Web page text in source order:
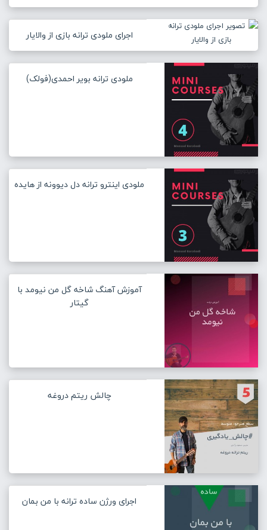
اجرای ملودی ترانه بازی از والایار
ملودی ترانه بویر احمدی(فولک)
ملودی اینترو ترانه دل دیوونه از هایده
آموزش آهنگ شاخه گل من نیومد با
گیتار
چالش ریتم دروغه
اجرای ورژن ساده ترانه با من بمان